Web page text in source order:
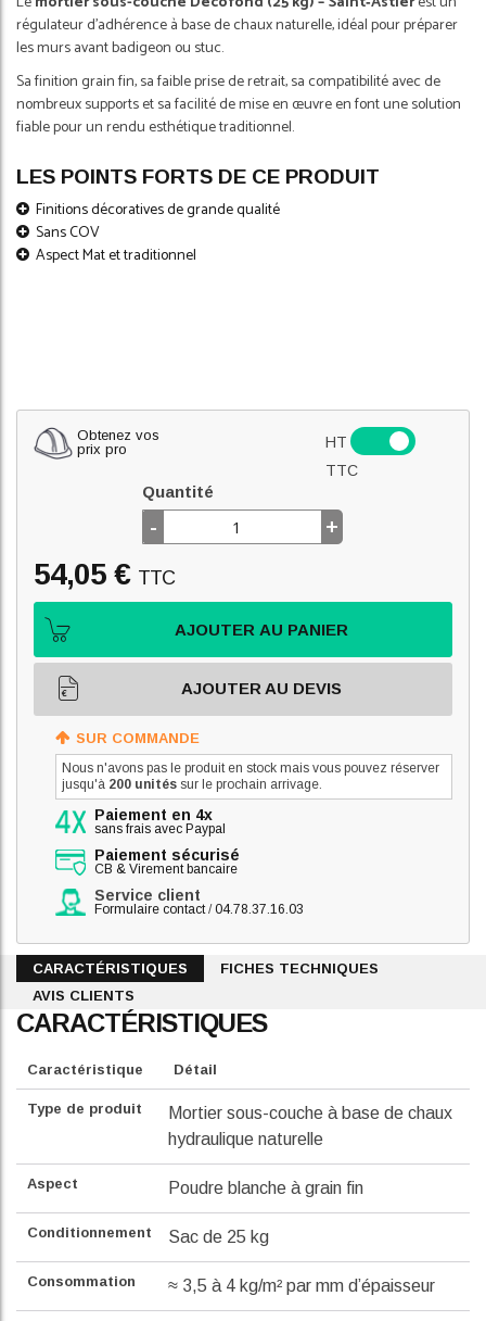
régulateur d’adhérence à base de chaux naturelle, idéal pour préparer
les murs avant badigeon ou stuc.
Sa finition grain fin, sa faible prise de retrait, sa compatibilité avec de
nombreux supports et sa facilité de mise en œuvre en font une solution
fiable pour un rendu esthétique traditionnel.
LES POINTS FORTS DE CE PRODUIT
Finitions décoratives de grande qualité
Sans COV
Aspect Mat et traditionnel
Obtenez vos
prix pro
HT
TTC
Quantité
- +
54,05 € TTC
AJOUTER AU PANIER
AJOUTER AU DEVIS
SUR COMMANDE
Nous n'avons pas le produit en stock mais vous pouvez réserver
jusqu'à 200 unités sur le prochain arrivage.
Paiement en 4x
sans frais avec Paypal
Paiement sécurisé
CB & Virement bancaire
Service client
Formulaire contact/04.78.37.16.03
CARACTÉRISTIQUES
FICHES TECHNIQUES
AVIS CLIENTS
CARACTÉRISTIQUES
Caractéristique Détail
Type de produit
Mortier sous-couche à base de chaux
hydraulique naturelle
Aspect Poudre blanche à grain fin
Conditionnement Sac de 25 kg
Consommation ≈ 3,5 à 4 kg/m² par mm d’épaisseur